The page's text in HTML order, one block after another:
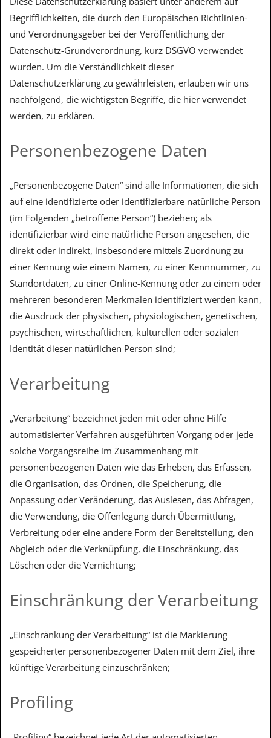
Begrifflichkeiten, die durch den Europäischen Richtlinien-
und Verordnungsgeber bei der Veröffentlichung der
Datenschutz-Grundverordnung, kurz DSGVO verwendet
wurden. Um die Verständlichkeit dieser
Datenschutzerklärung zu gewährleisten, erlauben wir uns
nachfolgend, die wichtigsten Begriffe, die hier verwendet
werden, zu erklären.
Personenbezogene Daten
„Personenbezogene Daten“ sind alle Informationen, die sich
auf eine identifizierte oder identifizierbare natürliche Person
(im Folgenden „betroffene Person“) beziehen; als
identifizierbar wird eine natürliche Person angesehen, die
direkt oder indirekt, insbesondere mittels Zuordnung zu
einer Kennung wie einem Namen, zu einer Kennnummer, zu
Standortdaten, zu einer Online-Kennung oder zu einem oder
mehreren besonderen Merkmalen identifiziert werden kann,
die Ausdruck der physischen, physiologischen, genetischen,
psychischen, wirtschaftlichen, kulturellen oder sozialen
Identität dieser natürlichen Person sind;
Verarbeitung
„Verarbeitung“ bezeichnet jeden mit oder ohne Hilfe
automatisierter Verfahren ausgeführten Vorgang oder jede
solche Vorgangsreihe im Zusammenhang mit
personenbezogenen Daten wie das Erheben, das Erfassen,
die Organisation, das Ordnen, die Speicherung, die
Anpassung oder Veränderung, das Auslesen, das Abfragen,
die Verwendung, die Offenlegung durch Übermittlung,
Verbreitung oder eine andere Form der Bereitstellung, den
Abgleich oder die Verknüpfung, die Einschränkung, das
Löschen oder die Vernichtung;
Einschränkung der Verarbeitung
„Einschränkung der Verarbeitung“ ist die Markierung
gespeicherter personenbezogener Daten mit dem Ziel, ihre
künftige Verarbeitung einzuschränken;
Profiling